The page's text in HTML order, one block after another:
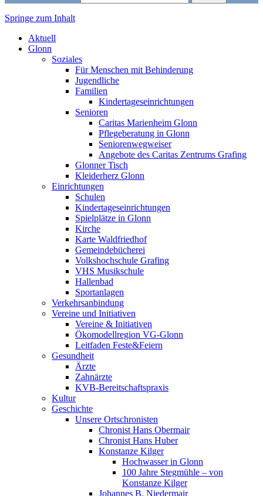
Markt Glonn
Springe zum Inhalt
Aktuell
Glonn
Soziales
Für Menschen mit Behinderung
Jugendliche
Familien
Kindertageseinrichtungen
Senioren
Caritas Marienheim Glonn
Pflegeberatung in Glonn
Seniorenwegweiser
Angebote des Caritas Zentrums Grafing
Glonner Tisch
Kleiderherz Glonn
Einrichtungen
Schulen
Kindertageseinrichtungen
Spielplätze in Glonn
Kirche
Karte Waldfriedhof
Gemeindebücherei
Volkshochschule Grafing
VHS Musikschule
Hallenbad
Sportanlagen
Verkehrsanbindung
Vereine und Initiativen
Vereine & Initiativen
Ökomodellregion VG-Glonn
Leitfaden Feste&Feiern
Gesundheit
Ärzte
Zahnärzte
KVB-Bereitschaftspraxis
Kultur
Geschichte
Unsere Ortschronisten
Chronist Hans Obermair
Chronist Hans Huber
Konstanze Kilger
Hochwasser in Glonn
100 Jahre Stegmühle – von
Konstanze Kilger
Johannes B. Niedermair